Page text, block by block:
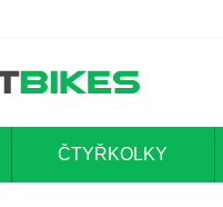
ČTYŘKOLKY